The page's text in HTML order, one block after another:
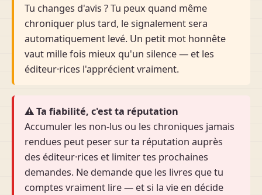
Tu changes d'avis ? Tu peux quand même
chroniquer plus tard, le signalement sera
automatiquement levé. Un petit mot honnête
vaut mille fois mieux qu'un silence — et les
éditeur·rices l'apprécient vraiment.
⚠ Ta fiabilité, c'est ta réputation
Accumuler les non-lus ou les chroniques jamais
rendues peut peser sur ta réputation auprès
des éditeur·rices et limiter tes prochaines
demandes. Ne demande que les livres que tu
comptes vraiment lire — et si la vie en décide